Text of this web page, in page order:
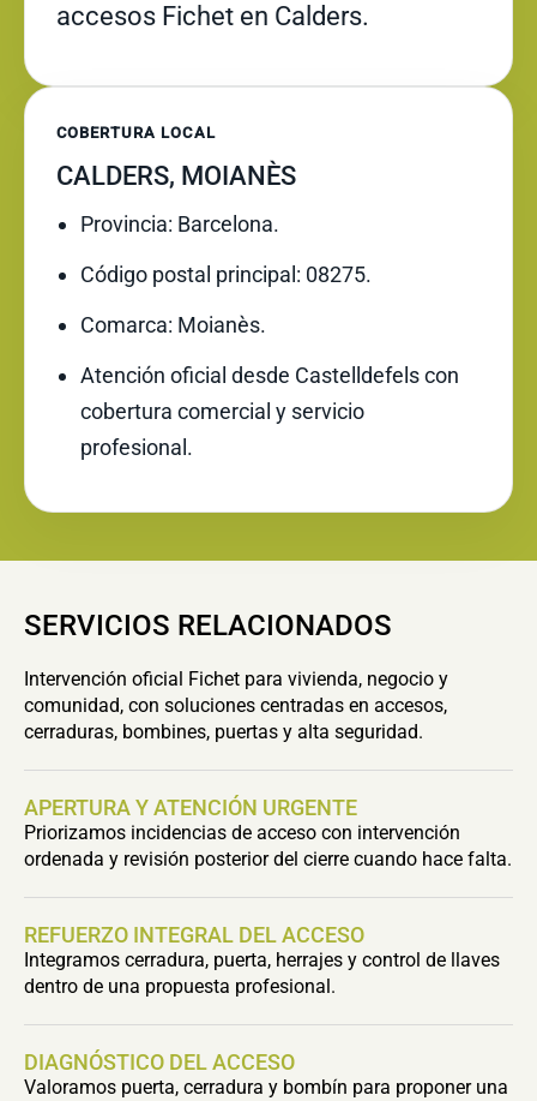
accesos Fichet en Calders.
COBERTURA LOCAL
CALDERS, MOIANÈS
Provincia: Barcelona.
Código postal principal: 08275.
Comarca: Moianès.
Atención oficial desde Castelldefels con
cobertura comercial y servicio
profesional.
SERVICIOS RELACIONADOS
Intervención oficial Fichet para vivienda, negocio y
comunidad, con soluciones centradas en accesos,
cerraduras, bombines, puertas y alta seguridad.
APERTURA Y ATENCIÓN URGENTE
Priorizamos incidencias de acceso con intervención
ordenada y revisión posterior del cierre cuando hace falta.
REFUERZO INTEGRAL DEL ACCESO
Integramos cerradura, puerta, herrajes y control de llaves
dentro de una propuesta profesional.
DIAGNÓSTICO DEL ACCESO
Valoramos puerta, cerradura y bombín para proponer una